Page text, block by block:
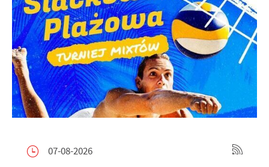
07-08-2026